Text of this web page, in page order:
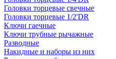
Головки торцевые свечные
Головки торцевые 1/2'DR
Ключи гаечные
Ключи трубные рычажные
Разводные
Накидные и наборы из них